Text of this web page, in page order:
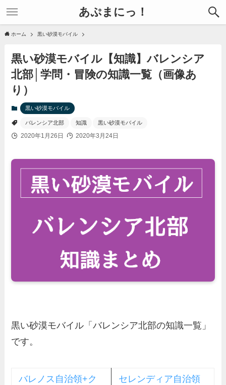
あぷまにっ！
ホーム 黒い砂漠モバイル
黒い砂漠モバイル【知識】バレンシア
北部│学問・冒険の知識一覧（画像あ
り）
黒い砂漠モバイル
バレンシア北部 知識 黒い砂漠モバイル
2020年1月26日 2020年3月24日
黒い砂漠モバイル「バレンシア北部の知識一覧」
です。
バレノス自治領+ク
セレンディア自治領